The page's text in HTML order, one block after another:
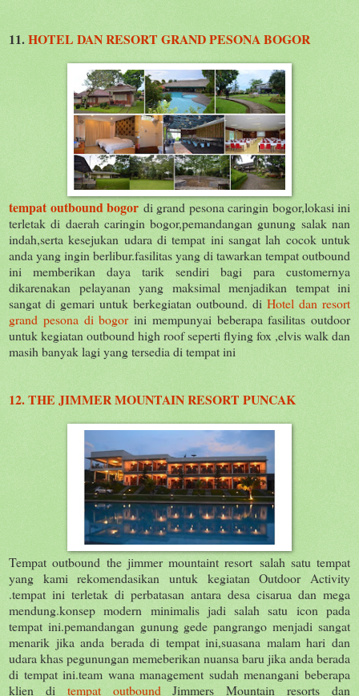
11.HOTEL DAN RESORT GRAND PESONA BOGOR
tempat outbound bogor di grand pesona caringin bogor,lokasi ini
terletak di daerah caringin bogor,pemandangan gunung salak nan
indah,serta kesejukan udara di tempat ini sangat lah cocok untuk
anda yang ingin berlibur.fasilitas yang di tawarkan tempat outbound
ini memberikan daya tarik sendiri bagi para customernya
dikarenakan pelayanan yang maksimal menjadikan tempat ini
sangat di gemari untuk berkegiatan outbound. di Hotel dan resort
grand pesona di bogorini mempunyai beberapa fasilitas outdoor
untuk kegiatan outbound high roof seperti flying fox ,elvis walk dan
masih banyak lagi yang tersedia di tempat ini
12. THE JIMMER MOUNTAIN RESORT PUNCAK
Tempat outbound the jimmer mountaint resort salah satu tempat
yang kami rekomendasikan untuk kegiatan Outdoor Activity
.tempat ini terletak di perbatasan antara desa cisarua dan mega
mendung.konsep modern minimalis jadi salah satu icon pada
tempat ini.pemandangan gunung gede pangrango menjadi sangat
menarik jika anda berada di tempat ini,suasana malam hari dan
udara khas pegunungan memeberikan nuansa baru jika anda berada
di tempat ini.team wana management sudah menangani beberapa
klien di tempat outboundJimmers Mountain resorts dan